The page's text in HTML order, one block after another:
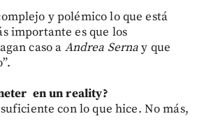
y polémico lo que está
importante es que los
caso a Andrea Sernay que
en un reality?
con lo que hice. No más,